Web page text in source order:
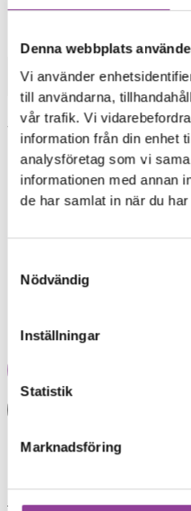
Denna webbplats
Vi använder
till användarna,
vår trafik. Vi
information från din enhet
analysföretag som vi
informationen med annan
de har samlat in när du
Nödvändig
Inställningar
Statistik
Marknadsföring
Mobiltelefoner>Huawei>
Laddning
Byte av
Vid byte av
laddmodulen ut.
699,00kr
Symptom
Telefonen laddar
Reparations tid – Ca 60
modell
Data Recovery